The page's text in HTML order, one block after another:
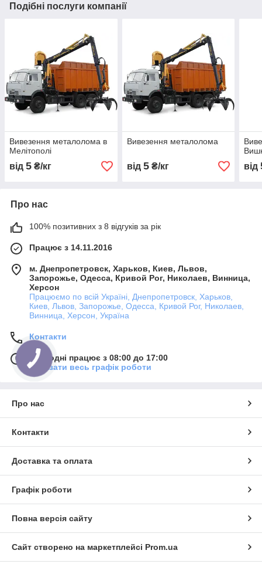
Подібні послуги компанії
Вивезення металолома в
Мелітополі
від 5 ₴/кг
Вивезення металолома
від 5₴/кг від
Про нас
100% позитивних з 8 відгуків за рік
Працює з 14.11.2016
м. Днепропетровск, Харьков, Киев, Львов,
Запорожье, Одесса, Кривой Рог, Николаев, Винница,
Херсон
Працюємо по всій Україні, Днепропетровск, Харьков,
Киев, Львов, Запорожье, Одесса, Кривой Рог, Николаев,
Винница, Херсон, Україна
Контакти
Сьогодні працює з 08:00 до 17:00
Показати весь графік роботи
Про нас
Контакти
Доставка та оплата
Графік роботи
Повна версія сайту
Сайт створено на маркетплейсі Prom.ua